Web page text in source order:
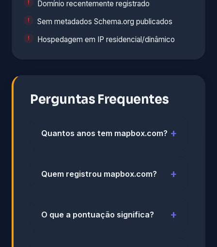
Domínio recentemente registrado
Sem metadados Schema.org publicados
Hospedagem em IP residencial/dinâmico
Perguntas Frequentes
Quantos anos tem mapbox.com?
Quem registrou mapbox.com?
O que a pontuação significa?